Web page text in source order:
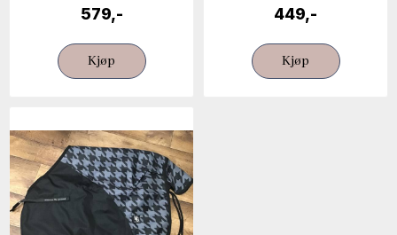
579,-
Kjøp
449,-
Kjøp